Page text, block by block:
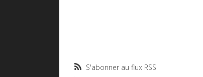
S'abonner au flux RSS